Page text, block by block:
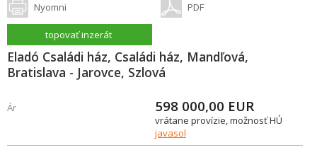
Nyomni PDF
topovať inzerát
Eladó Családi ház, Családi ház, Mandľová,
Bratislava - Jarovce, Szlová
Ár 598 000,00 EUR
vrátane provízie, možnosť HÚ
javasol